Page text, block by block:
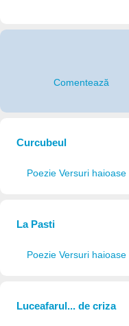
Comentează
Curcubeul
Poezie Versuri haioase
La Pasti
Poezie Versuri haioase
Luceafarul... de criza